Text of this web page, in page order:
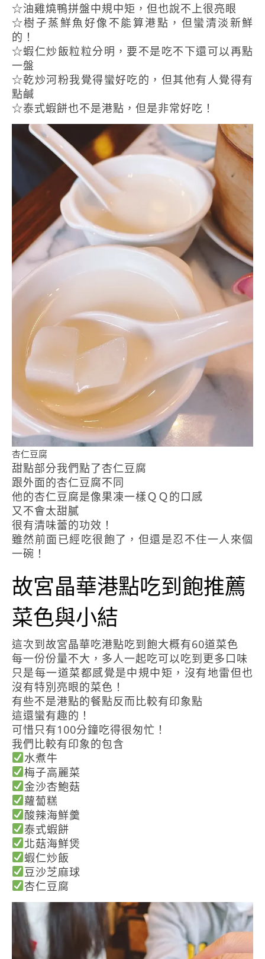
☆油雞燒鴨拼盤中規中矩，但也說不上很亮眼
☆樹子蒸鮮魚好像不能算港點，但蠻清淡新鮮
的！
☆蝦仁炒飯粒粒分明，要不是吃不下還可以再點
一盤
☆乾炒河粉我覺得蠻好吃的，但其他有人覺得有
點鹹
☆泰式蝦餅也不是港點，但是非常好吃！
杏仁豆腐
甜點部分我們點了杏仁豆腐
跟外面的杏仁豆腐不同
他的杏仁豆腐是像果凍一樣ＱＱ的口感
又不會太甜膩
很有清味蕾的功效！
雖然前面已經吃很飽了，但還是忍不住一人來個
一碗！
故宮晶華港點吃到飽推薦
菜色與小結
這次到故宮晶華吃港點吃到飽大概有60道菜色
每一份份量不大，多人一起吃可以吃到更多口味
只是每一道菜都感覺是中規中矩，沒有地雷但也
沒有特別亮眼的菜色！
有些不是港點的餐點反而比較有印象點
這還蠻有趣的！
可惜只有100分鐘吃得很匆忙！
我們比較有印象的包含
水煮牛
梅子高麗菜
金沙杏鮑菇
蘿蔔糕
酸辣海鮮羹
泰式蝦餅
北菇海鮮煲
蝦仁炒飯
豆沙芝麻球
杏仁豆腐